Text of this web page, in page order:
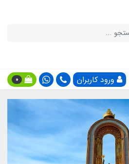
ورود کاربران 0